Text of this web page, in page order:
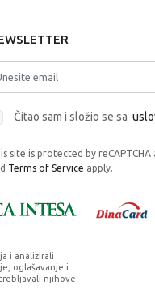
Čitao sam i složio se sa
site is protected by
Terms of Service apply.
i analizirali
oglašavanje i
njihove